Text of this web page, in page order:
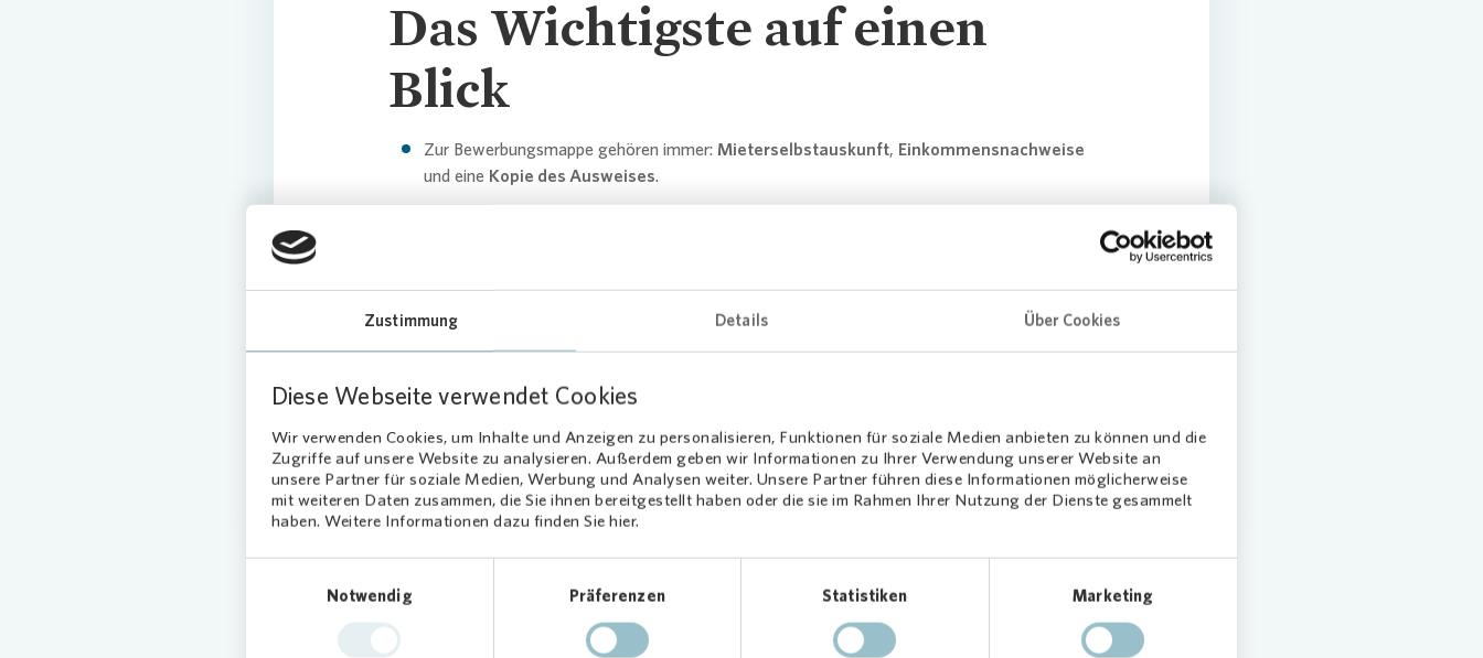
Zustimmung Details Über Cookies
Diese Webseite verwendet Cookies
Wir verwenden Cookies, um Inhalte und Anzeigen zu personalisieren, Funktionen für soziale Medien anbieten zu können und die
Zugriffe auf unsere Website zu analysieren. Außerdem geben wir Informationen zu Ihrer Verwendung unserer Website an
unsere Partner für soziale Medien, Werbung und Analysen weiter. Unsere Partner führen diese Informationen möglicherweise
mit weiteren Daten zusammen, die Sie ihnen bereitgestellt haben oder die sie im Rahmen Ihrer Nutzung der Dienste gesammelt
haben. Weitere Informationen dazu finden Sie hier.
Notwendig
Präferenzen Statistiken Marketing
Das Wichtigste auf einen
Blick
Zur Bewerbungsmappe gehören immer: Mieterselbstauskunft, Einkommensnachweise
und eine Kopie des Ausweises.
Oft wird zusätzlich auch ein
Reichen Sie Ihre Unterlagen
den besseren Eindruck.
Alle wichtigen Unterlagen auf einen Blick:Nutzen Sie unsereCheckliste als PDF.